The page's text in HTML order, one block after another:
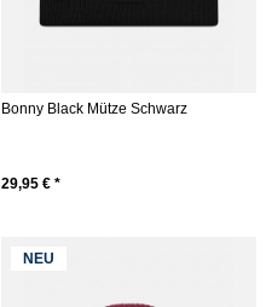
Bonny Black Mütze Schwarz
29,95 € *
NEU